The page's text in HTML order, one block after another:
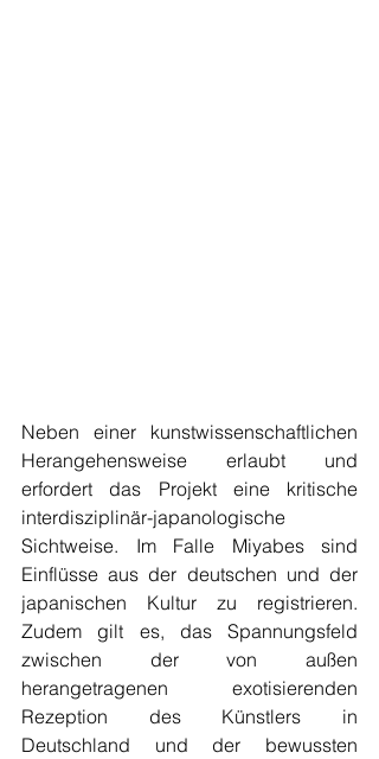
Neben einer kunstwissenschaftlichen
Herangehensweise erlaubt und
erfordert das Projekt eine kritische
interdisziplinär-japanologische
Sichtweise. Im Falle Miyabes sind
Einflüsse aus der deutschen und der
japanischen Kultur zu registrieren.
Zudem gilt es, das Spannungsfeld
zwischen der von außen
herangetragenen exotisierenden
Rezeption des Künstlers in
Deutschland und der bewussten